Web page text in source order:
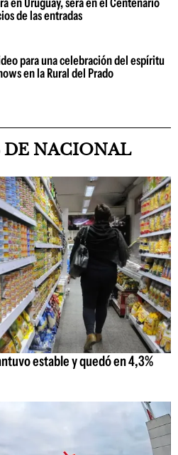
de las entradas
para una celebración del espíritu
en la Rural del Prado
NACIONAL
estable y quedó en 4,3%